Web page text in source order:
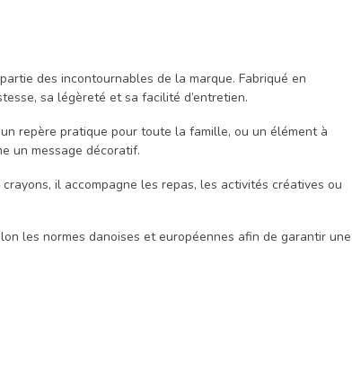
des incontournables de la marque. Fabriqué en
sa légèreté et sa facilité d’entretien.
repère pratique pour toute la famille, ou un élément à
un message décoratif.
il accompagne les repas, les activités créatives ou
les normes danoises et européennes afin de garantir une